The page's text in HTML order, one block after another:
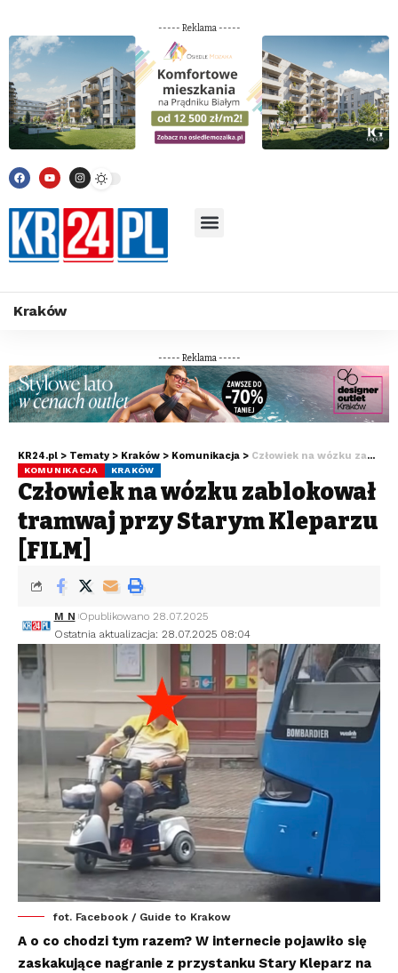
----- Reklama -----
Kraków
----- Reklama -----
KR24.pl > Tematy > Kraków > Komunikacja > Człowiek na wózku zablokował tramwaj przy Starym Kleparzu [FILM]
KOMUNIKACJA KRAKÓW
Człowiek na wózku zablokował
tramwaj przy Starym Kleparzu
[FILM]
Ostatnia aktualizacja: 28.07.2025 08:04
M N Opublikowano 28.07.2025
fot. Facebook / Guide to Krakow
A o co chodzi tym razem? W internecie pojawiło się
zaskakujące nagranie z przystanku Stary Kleparz na